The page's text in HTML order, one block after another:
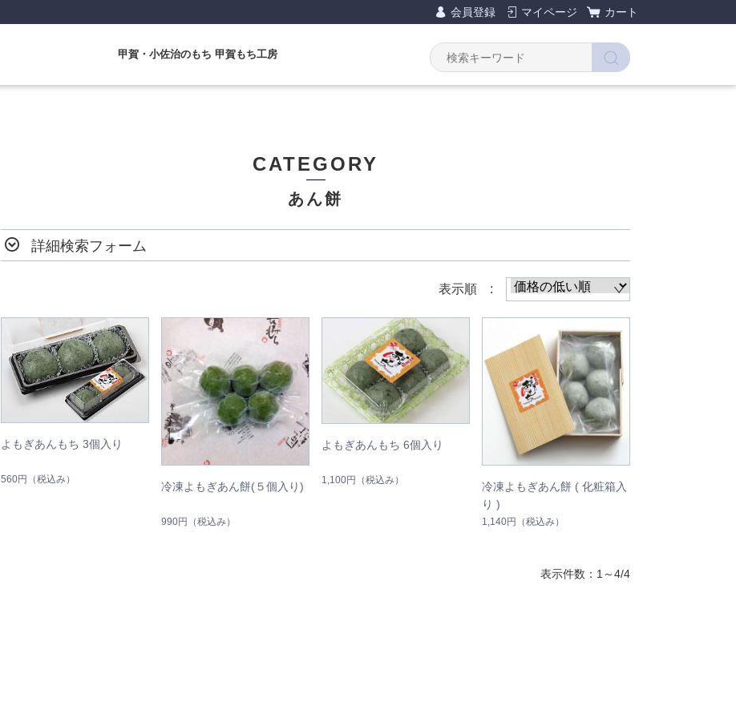
会員登録 マイページ カート
甲賀・小佐治のもち 甲賀もち工房
CATEGORY
あん餅
詳細検索フォーム
表示順 :
よもぎあんもち 3個入り
560円 （税込み）
冷凍よもぎあん餅(５個入り)
990円 （税込み）
よもぎあんもち 6個入り
1,100円 （税込み）
冷凍よもぎあん餅 ( 化粧箱入
り )
1,140円 （税込み）
表示件数：1～4/4